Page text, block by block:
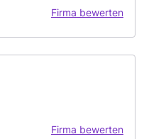
Firma bewerten
Firma bewerten